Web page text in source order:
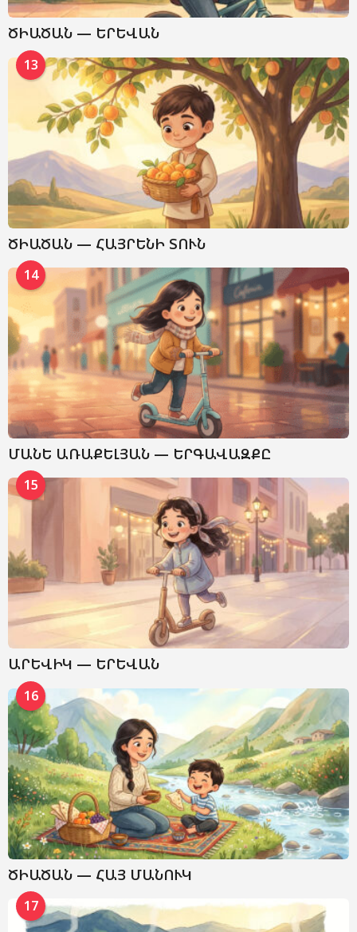
ԾԻԱԾԱՆ — ԵՐԵՎԱՆ
13
ԾԻԱԾԱՆ — ՀԱՅՐԵՆԻ ՏՈՒՆ
14
ՄԱՆԵ ԱՌԱՔԵԼՅԱՆ — ԵՐԳԱՎԱԶՔԸ
15
ԱՐԵՎԻԿ — ԵՐԵՎԱՆ
16
ԾԻԱԾԱՆ — ՀԱՅ ՄԱՆՈՒԿ
17